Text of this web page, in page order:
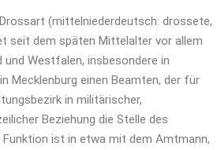
(mittelniederdeutsch: drossete,
seit dem späten Mittelalter vor allem
Westfalen, insbesondere in
Mecklenburg einen Beamten, der für
in militärischer,
Beziehung die Stelle des
Funktion ist in etwa mit dem Amtmann,